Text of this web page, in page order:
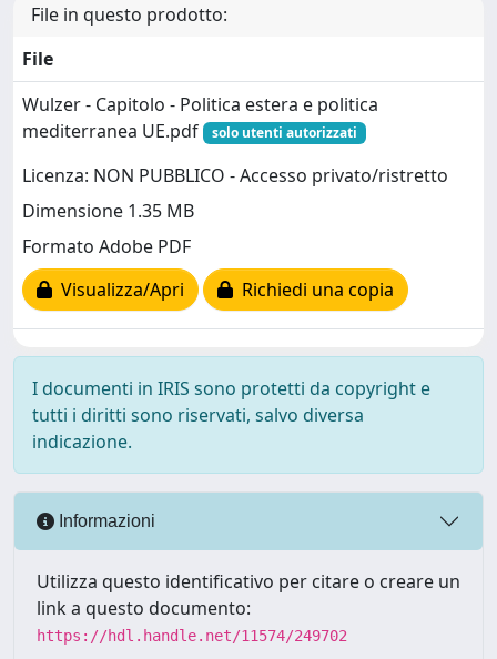
File in questo prodotto:
File
Wulzer - Capitolo - Politica estera e politica
mediterranea UE.pdf
solo utenti autorizzati
Licenza: NON PUBBLICO - Accesso privato/ristretto
Dimensione 1.35 MB
Formato Adobe PDF
Visualizza/Apri
Richiedi una copia
I documenti in IRIS sono protetti da copyright e
tutti i diritti sono riservati, salvo diversa
indicazione.
Informazioni
Utilizza questo identificativo per citare o creare un
link a questo documento:
https://hdl.handle.net/11574/249702